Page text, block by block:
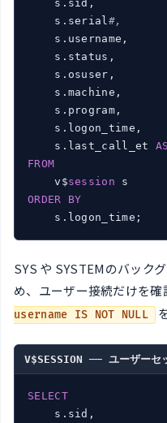
    s.sid,
    s.serial
#,
    s.username,
    s.status,
    s.osuser,
    s.machine,
    s.program,
    s.logon_time,
    s.last_call_et
AS
FROM
    v$
session
ORDER
BY
SYS や SYSTEMのバック
め、ユーザー接続だけを確
username IS NOT NULL
V$SESSION ── ユーザーセ
SELECT
    s.sid,